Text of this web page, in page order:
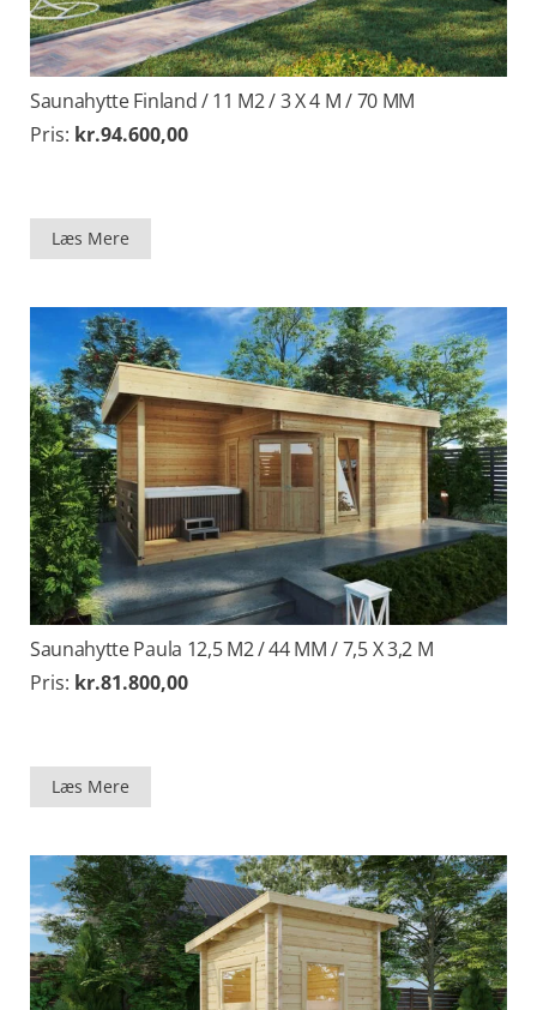
Saunahytte Finland / 11 M2 / 3 X 4 M / 70 MM
Pris: kr.94.600,00
Læs Mere
Saunahytte Paula 12,5 M2 / 44 MM / 7,5 X 3,2 M
Pris: kr.81.800,00
Læs Mere